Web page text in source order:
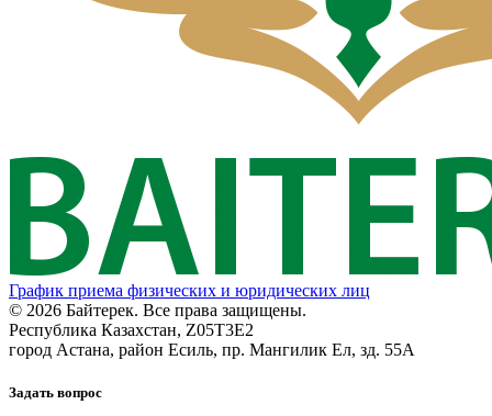
График приема физических и юридических лиц
© 2026 Байтерек. Все права защищены.
Республика Казахстан, Z05T3E2
город Астана, район Есиль, пр. Мангилик Ел, зд. 55А
Задать вопрос